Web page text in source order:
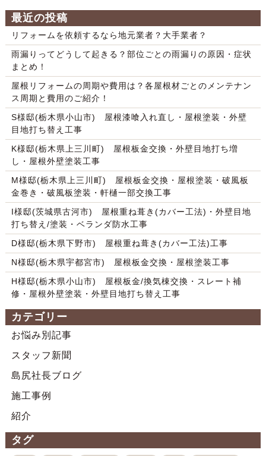
最近の投稿
リフォームを依頼するなら地元業者？大手業者？
雨漏りってどうして起きる？部位ごとの雨漏りの原因・症状
まとめ！
屋根リフォームの周期や費用は？各屋根材ごとのメンテナン
ス周期と費用のご紹介！
S様邸(栃木県小山市) 屋根漆喰入れ直し・屋根塗装・外壁
目地打ち替え工事
K様邸(栃木県上三川町) 屋根板金交換・外壁目地打ち増
し・屋根外壁塗装工事
M様邸(栃木県上三川町) 屋根板金交換・屋根塗装・破風板
金巻き・破風板塗装・軒樋一部交換工事
I様邸(茨城県古河市) 屋根重ね葺き(カバー工法)・外壁目地
打ち替え/塗装・ベランダ防水工事
D様邸(栃木県下野市) 屋根重ね葺き(カバー工法)工事
N様邸(栃木県宇都宮市) 屋根板金交換・屋根塗装工事
H様邸(栃木県小山市) 屋根板金/換気棟交換・スレート補
修・屋根外壁塗装・外壁目地打ち替え工事
カテゴリー
お悩み別記事
スタッフ新聞
島尻社長ブログ
施工事例
紹介
タグ